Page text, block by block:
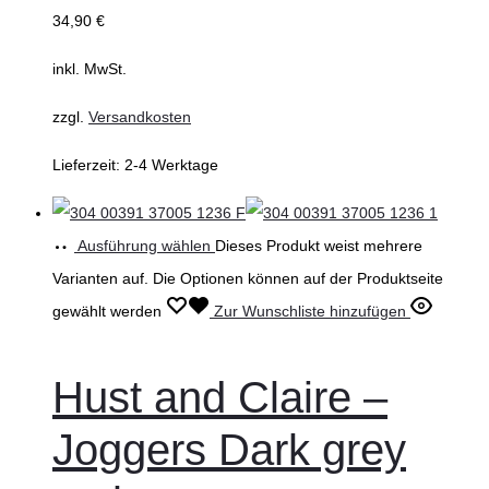
34,90 €
inkl. MwSt.
zzgl. Versandkosten
Lieferzeit: 2-4 Werktage
Ausführung wählen Dieses Produkt weist mehrere
Varianten auf. Die Optionen können auf der Produktseite
gewählt werden
Zur Wunschliste hinzufügen
Hust and Claire –
Joggers Dark grey